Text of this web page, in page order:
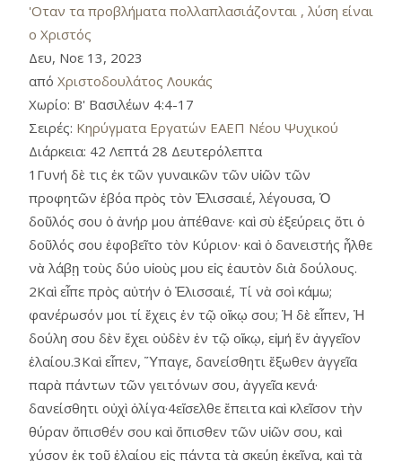
'Οταν τα προβλήματα πολλαπλασιάζονται , λύση είναι
ο Χριστός
Δευ, Νοε 13, 2023
από Χριστοδουλάτος Λουκάς
Χωρίο: Β' Βασιλέων 4:4-17
Σειρές: Κηρύγματα Εργατών ΕΑΕΠ Νέου Ψυχικού
Διάρκεια: 42 Λεπτά 28 Δευτερόλεπτα
1Γυνή δὲ τις ἐκ τῶν γυναικῶν τῶν υἱῶν τῶν
προφητῶν ἐβόα πρὸς τὸν Ἐλισσαιέ, λέγουσα, Ὁ
δοῦλός σου ὁ ἀνήρ μου ἀπέθανε· καὶ σὺ ἐξεύρεις ὅτι ὁ
δοῦλός σου ἐφοβεῖτο τὸν Κύριον· καὶ ὁ δανειστής ἦλθε
νὰ λάβῃ τοὺς δύο υἱοὺς μου εἰς ἑαυτὸν διὰ δούλους.
2Καὶ εἶπε πρὸς αὐτήν ὁ Ἐλισσαιέ, Τί νὰ σοὶ κάμω;
φανέρωσόν μοι τί ἔχεις ἐν τῷ οἴκῳ σου; Ἡ δὲ εἶπεν, Ἡ
δούλη σου δὲν ἔχει οὐδὲν ἐν τῷ οἴκῳ, εἰμή ἕν ἀγγεῖον
ἐλαίου.3Καὶ εἶπεν, Ὕπαγε, δανείσθητι ἔξωθεν ἀγγεῖα
παρὰ πάντων τῶν γειτόνων σου, ἀγγεῖα κενά·
δανείσθητι οὐχὶ ὀλίγα·4εἴσελθε ἔπειτα καὶ κλεῖσον τὴν
θύραν ὄπισθέν σου καὶ ὄπισθεν τῶν υἱῶν σου, καὶ
χύσον ἐκ τοῦ ἐλαίου εἰς πάντα τὰ σκεύη ἐκεῖνα, καὶ τὰ